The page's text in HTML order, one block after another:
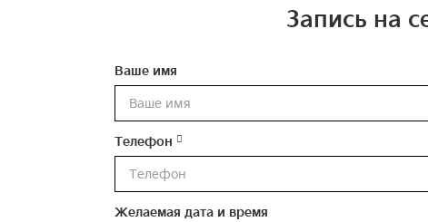
Запись на
Ваше имя
Телефон
Желаемая дата и время